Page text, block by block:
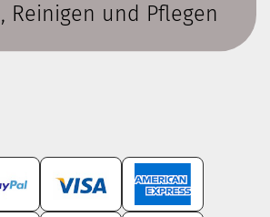
Reinigen und Pflegen